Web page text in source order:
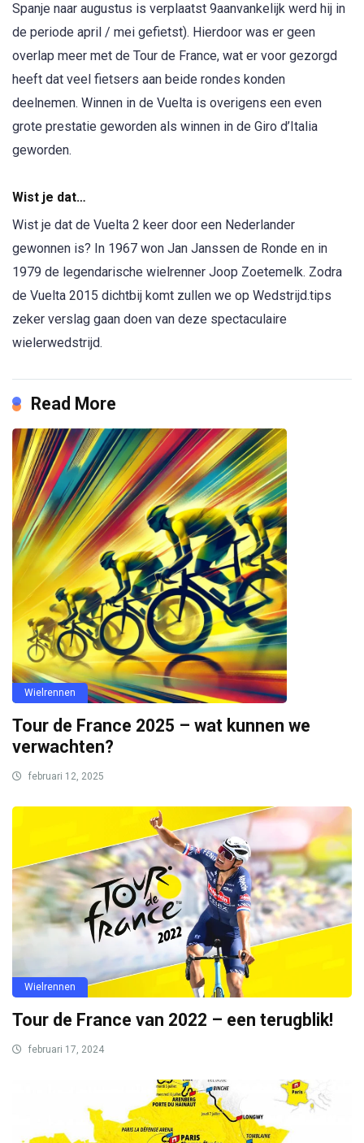
Spanje naar augustus is verplaatst 9aanvankelijk werd hij in
de periode april / mei gefietst). Hierdoor was er geen
overlap meer met de Tour de France, wat er voor gezorgd
heeft dat veel fietsers aan beide rondes konden
deelnemen. Winnen in de Vuelta is overigens een even
grote prestatie geworden als winnen in de Giro d’Italia
geworden.
Wist je dat…
Wist je dat de Vuelta 2 keer door een Nederlander
gewonnen is? In 1967 won Jan Janssen de Ronde en in
1979 de legendarische wielrenner Joop Zoetemelk. Zodra
de Vuelta 2015 dichtbij komt zullen we op Wedstrijd.tips
zeker verslag gaan doen van deze spectaculaire
wielerwedstrijd.
Read More
Wielrennen
Tour de France 2025 – wat kunnen we
verwachten?
februari 12, 2025
Wielrennen
Tour de France van 2022 – een terugblik!
februari 17, 2024